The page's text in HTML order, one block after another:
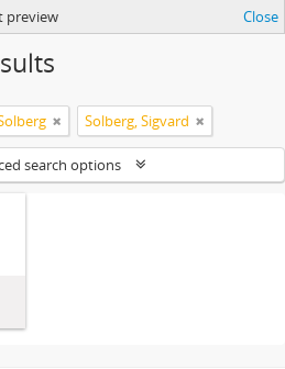
preview Close
Solberg, Sigvard
search options